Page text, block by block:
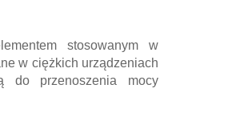
stosowanym w
w ciężkich urządzeniach
do przenoszenia mocy